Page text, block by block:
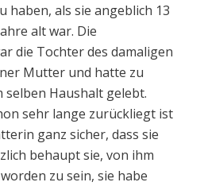
haben, als sie angeblich 13
alt war. Die
die Tochter des damaligen
Mutter und hatte zu
selben Haushalt gelebt.
sehr lange zurückliegt ist
ganz sicher, dass sie
behaupt sie, von ihm
zu sein, sie habe